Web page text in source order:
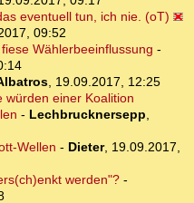
eventuell tun, ich nie. (oT)
09:52
Wählerbeeinflussung -
, 19.09.2017, 12:25
würden einer Koalition
- Lechbrucknersepp,
Wellen - Dieter, 19.09.2017,
werden"?-